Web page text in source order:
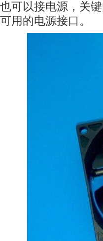
也可以接电源，关
可用的电源接口。